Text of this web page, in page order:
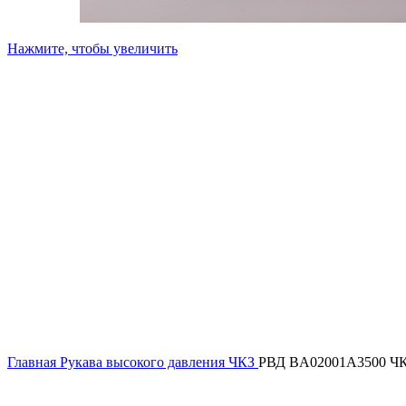
Нажмите, чтобы увеличить
Главная Рукава высокого давления ЧКЗ РВД BA02001A3500